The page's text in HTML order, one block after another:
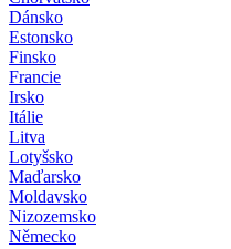
Dánsko
Estonsko
Finsko
Francie
Irsko
Itálie
Litva
Lotyšsko
Maďarsko
Moldavsko
Nizozemsko
Německo